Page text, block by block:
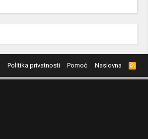
Politika privatnosti Pomoć Naslovna
R
S
S